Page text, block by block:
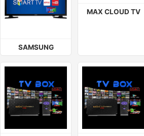
SAMSUNG
MAX CLOUD TV